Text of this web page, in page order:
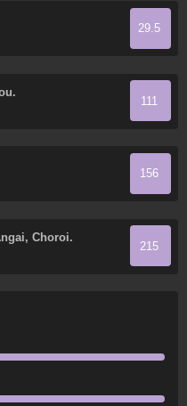
29.5
111
156
Choroi.
215